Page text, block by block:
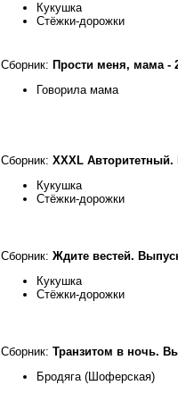
Кукушка
Стёжки-дорожки
Сборник: Прости меня, мама -
Говорила мама
Сборник: XXXL
Кукушка
Стёжки-дорожки
Сборник: Ждите вестей.
Кукушка
Стёжки-дорожки
Сборник: Транзитом в ночь.
Бродяга (Шоферская)